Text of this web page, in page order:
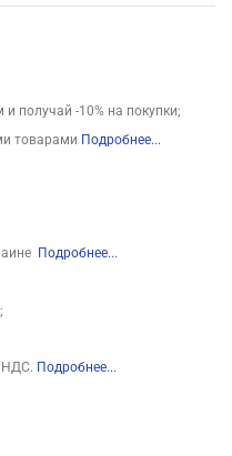
получай -10% на покупки;
товарами Подробнее...
Подробнее...
НДС. Подробнее...